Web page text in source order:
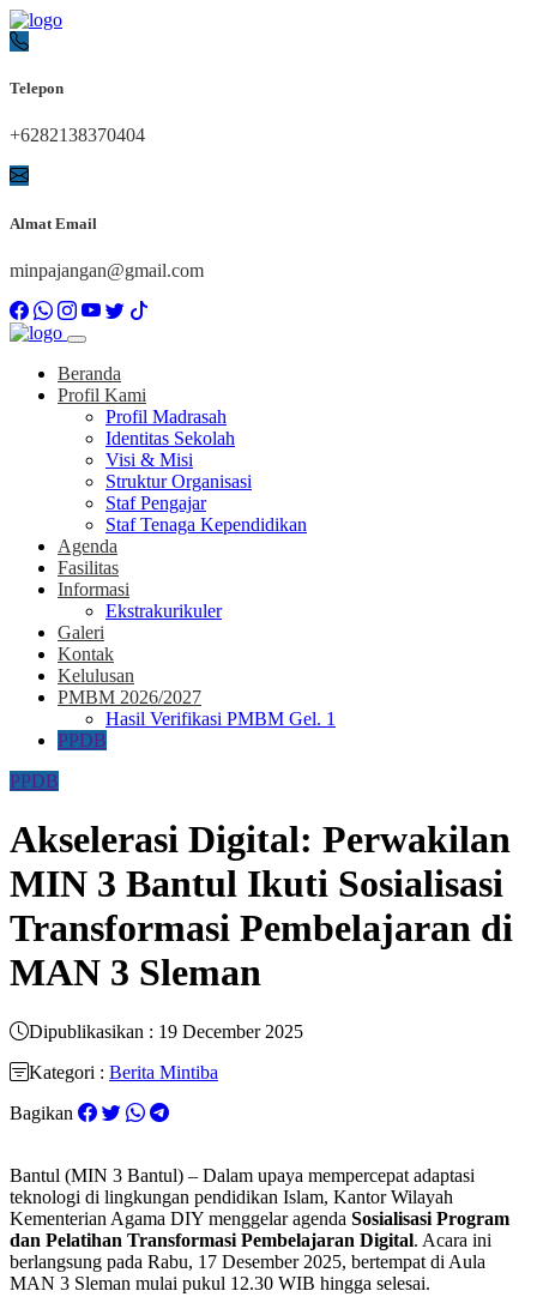
Telepon
+6282138370404
Almat Email
minpajangan@gmail.com
Beranda
Profil Kami
Profil Madrasah
Identitas Sekolah
Visi & Misi
Struktur Organisasi
Staf Pengajar
Staf Tenaga Kependidikan
Agenda
Fasilitas
Informasi
Ekstrakurikuler
Galeri
Kontak
Kelulusan
PMBM 2026/2027
Hasil Verifikasi PMBM Gel. 1
PPDB
PPDB
Akselerasi Digital: Perwakilan
MIN 3 Bantul Ikuti Sosialisasi
Transformasi Pembelajaran di
MAN 3 Sleman
Dipublikasikan : 19 December 2025
Kategori : Berita Mintiba
Bagikan
Bantul (MIN 3 Bantul) – Dalam upaya mempercepat adaptasi
teknologi di lingkungan pendidikan Islam, Kantor Wilayah
Kementerian Agama DIY menggelar agenda Sosialisasi Program
dan Pelatihan Transformasi Pembelajaran Digital. Acara ini
berlangsung pada Rabu, 17 Desember 2025, bertempat di Aula
MAN 3 Sleman mulai pukul 12.30 WIB hingga selesai.